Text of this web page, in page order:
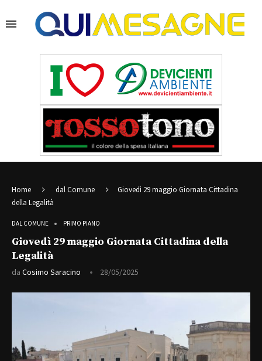
Home dal Comune
Giovedì 29 maggio Giornata Cittadina
della Legalità
DAL COMUNE PRIMO PIANO
Giovedì 29 maggio Giornata Cittadina della
Legalità
da Cosimo Saracino 28/05/2025